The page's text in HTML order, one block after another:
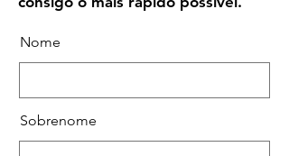
Nome
Sobrenome